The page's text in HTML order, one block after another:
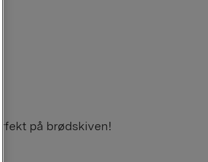
på brødskiven!